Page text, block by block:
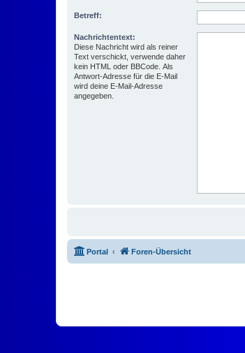
Betreff:
Nachrichtentext:
Diese Nachricht wird als reiner
Text verschickt, verwende daher
kein HTML oder BBCode. Als
Antwort-Adresse für die E-Mail
wird deine E-Mail-Adresse
angegeben.
Portal Foren-Übersicht